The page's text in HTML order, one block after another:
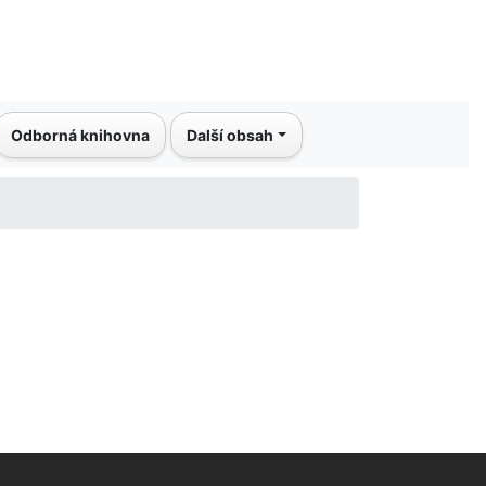
Odborná knihovna Další obsah